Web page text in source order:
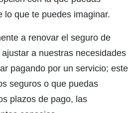
lo que te puedes imaginar.
a renovar el seguro de
a nuestras necesidades
pagando por un servicio; este
seguros o que puedas
plazos de pago, las